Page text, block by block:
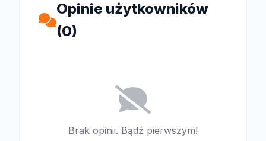
Opinie użytkowników
(0)
Brak opinii. Bądź pierwszym!